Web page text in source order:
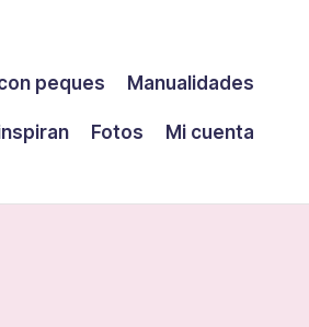
peques Manualidades
Fotos
Mi cuenta